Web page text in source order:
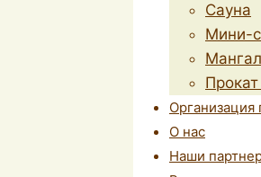
Сауна
Мини-
Организация
О нас
Наши